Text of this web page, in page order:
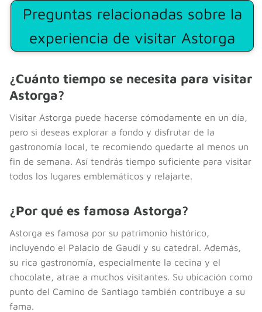
Preguntas relacionadas sobre la
experiencia de visitar Astorga
¿Cuánto tiempo se necesita para visitar
Astorga?
Visitar Astorga puede hacerse cómodamente en un día,
pero si deseas explorar a fondo y disfrutar de la
gastronomía local, te recomiendo quedarte al menos un
fin de semana. Así tendrás tiempo suficiente para visitar
todos los lugares emblemáticos y relajarte.
¿Por qué es famosa Astorga?
Astorga es famosa por su patrimonio histórico,
incluyendo el Palacio de Gaudí y su catedral. Además,
su rica gastronomía, especialmente la cecina y el
chocolate, atrae a muchos visitantes. Su ubicación como
punto del Camino de Santiago también contribuye a su
fama.